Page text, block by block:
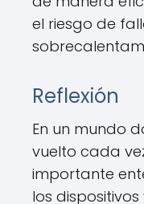
el riesgo de
Reflexión
En un mundo
vuelto cada
importante
los